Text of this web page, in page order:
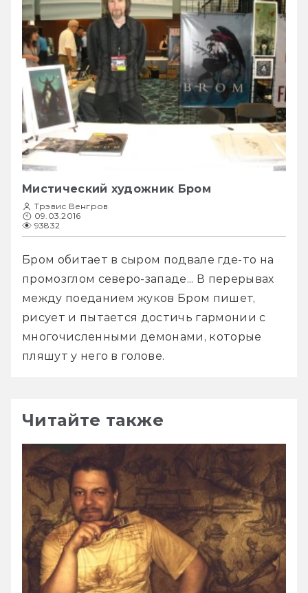
Мистический художник Бром
Трэвис Венгров
09.03.2016
93832
Бром обитает в сыром подвале где-то на
промозглом северо-западе... В перерывах
между поеданием жуков Бром пишет,
рисует и пытается достичь гармонии с
многочисленными демонами, которые
пляшут у него в голове.
Читайте также